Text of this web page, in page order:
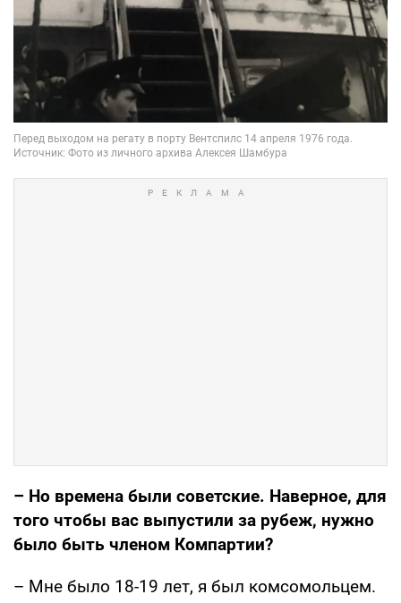
– Но времена были советские. Наверное, для
того чтобы вас выпустили за рубеж, нужно
было быть членом Компартии?
– Мне было 18-19 лет, я был комсомольцем.